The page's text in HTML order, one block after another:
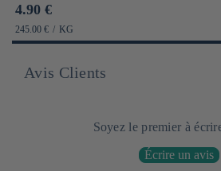
Prix
habituel
4.90 €
PRIX
UNITAIRE
245.00 € / PAR
KG
Avis Clients
Soyez le premier à
Écrire un avis